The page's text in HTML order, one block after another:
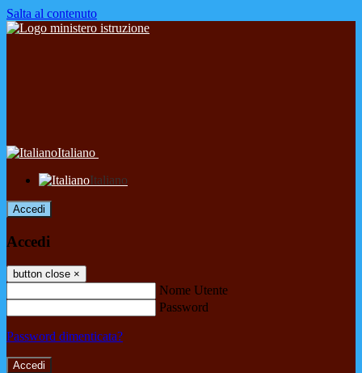
Salta al contenuto
Italiano
Italiano
Accedi
Accedi
button close ×
Nome Utente
Password
Password dimenticata?